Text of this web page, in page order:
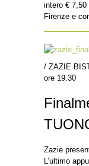
intero € 7,50
Firenze e
/ ZAZIE
ore 19.30
Zazie
L’ultimo